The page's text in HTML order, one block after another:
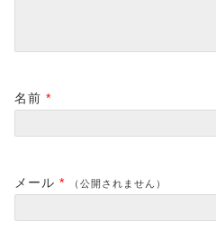
名前 *
メール * （公開されません）